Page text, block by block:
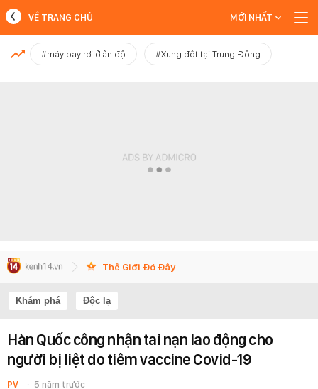
MỚI NHẤT
VỀ TRANG CHỦ MỚI NHẤT
#máy bay rơi ở ấn độ #Xung đột tại Trung Đông
Thế Giới Đó Đây
Khám phá Độc lạ
Hàn Quốc công nhận tai nạn lao động cho
người bị liệt do tiêm vaccine Covid-19
PV 5 năm trước